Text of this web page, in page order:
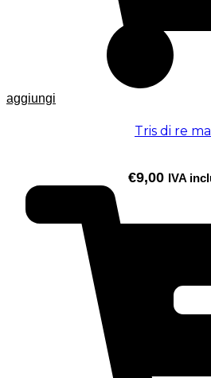
aggiungi
Tris di re
€9,00 IVA